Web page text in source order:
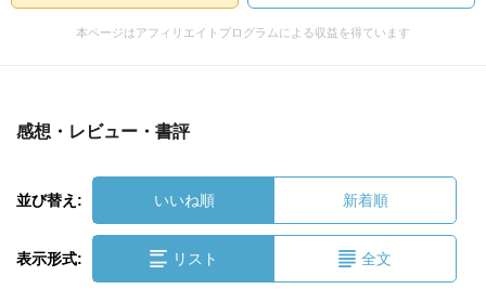
本ページはアフィリエイトプログラムによる収益を得ています
感想・レビュー・書評
並び替え: いいね順 新着順
表示形式: リスト 全文